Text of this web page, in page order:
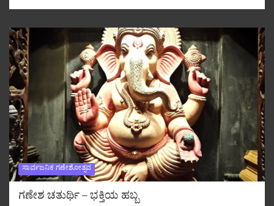
ಸಾರ್ವಜನಿಕ ಗಣೇಶೋತ್ಸವ
ಗಣೇಶ ಚತುರ್ಥಿ – ಭಕ್ತಿಯ ಹಬ್ಬ